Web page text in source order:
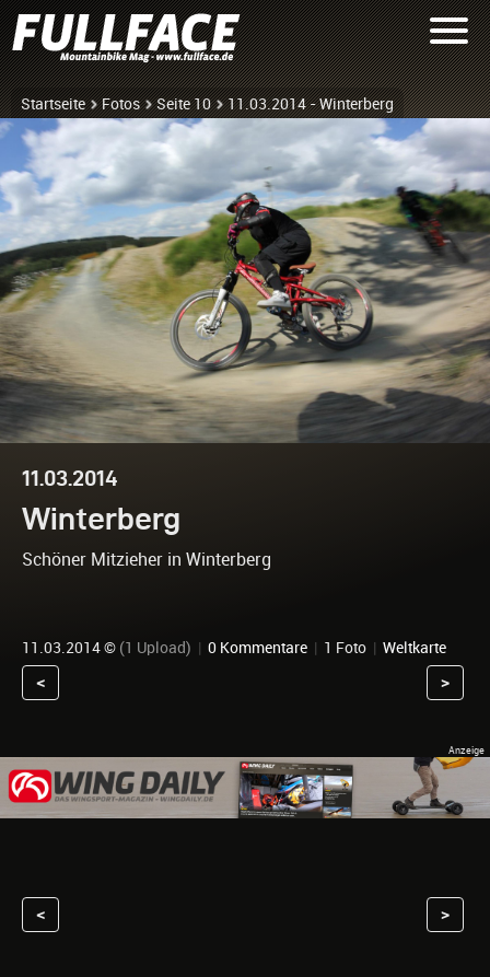
Startseite Fotos Seite 10 11.03.2014 - Winterberg
11.03.2014
Winterberg
Schöner Mitzieher in Winterberg
11.03.2014 © (1 Upload) | 0 Kommentare | 1 Foto | Weltkarte
< >
< >